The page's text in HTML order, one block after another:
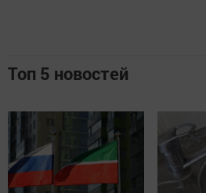
Топ 5 новостей